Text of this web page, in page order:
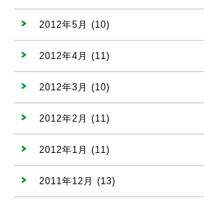
2012年5月 (10)
2012年4月 (11)
2012年3月 (10)
2012年2月 (11)
2012年1月 (11)
2011年12月 (13)